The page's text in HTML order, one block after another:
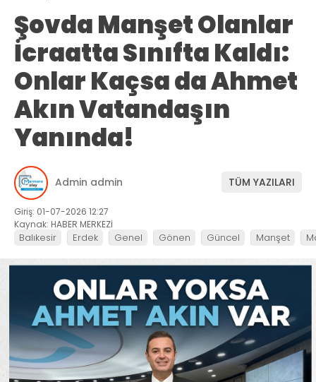
Şovda Manşet Olanlar
İcraatta Sınıfta Kaldı:
Onlar Kaçsa da Ahmet
Akın Vatandaşın
Yanında!
Admin admin TÜM YAZILARI
Giriş: 01-07-2026 12:27
Kaynak: HABER MERKEZİ
Balıkesir Erdek Genel Gönen Güncel Manşet